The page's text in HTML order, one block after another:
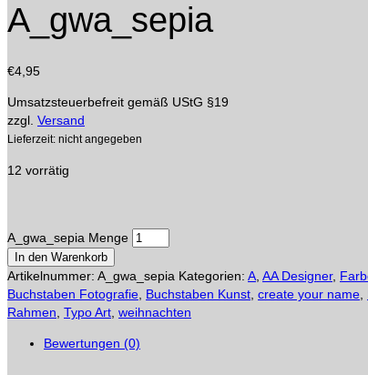
A_gwa_sepia
€4,95
Umsatzsteuerbefreit gemäß UStG §19
zzgl. Versand
Lieferzeit: nicht angegeben
12 vorrätig
A_gwa_sepia Menge
In den Warenkorb
Artikelnummer: A_gwa_sepia Kategorien: A AA Designer,
Buchstaben Fotografie Buchstaben Kunst create your name
Rahmen Typo Art weihnachten
Bewertungen (0)